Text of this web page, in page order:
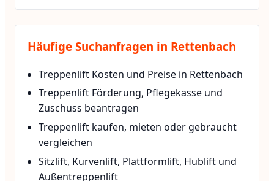
Häufige Suchanfragen in Rettenbach
Treppenlift Kosten und Preise in Rettenbach
Treppenlift Förderung, Pflegekasse und
Zuschuss beantragen
Treppenlift kaufen, mieten oder gebraucht
vergleichen
Sitzlift, Kurvenlift, Plattformlift, Hublift und
Außentreppenlift